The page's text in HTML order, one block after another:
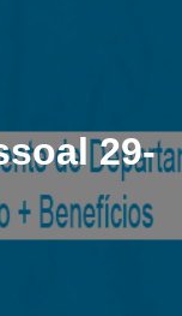
29-